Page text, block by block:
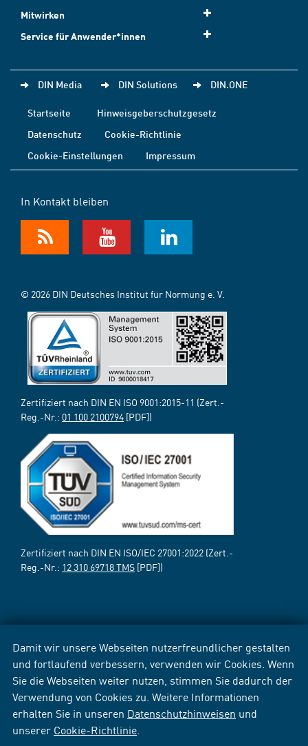
Damit wir unsere Webseiten nutzerfreundlicher gestalten
und fortlaufend verbessern, verwenden wir Cookies. Wenn
Sie die Webseiten weiter nutzen, stimmen Sie dadurch der
Verwendung von Cookies zu. Weitere Informationen
erhalten Sie in unseren Datenschutzhinweisen und
unserer Cookie-Richtlinie
Mitwirken
Service für Anwender*innen
DIN Media DIN Solutions DIN.ONE
Startseite
Hinweisgeberschutzgesetz
Datenschutz
Cookie-Richtlinie
Cookie-Einstellungen
Impressum
In Kontakt bleiben
© 2026 DIN Deutsches Institut für Normung e. V.
Zertifiziert nach DIN EN ISO 9001:2015-11 (Zert.-
Reg.-Nr.: 01 100 2100794 [PDF])
Zertifiziert nach DIN EN ISO/IEC 27001:2022 (Zert.-
Reg.-Nr.: 12 310 69718 TMS [PDF])